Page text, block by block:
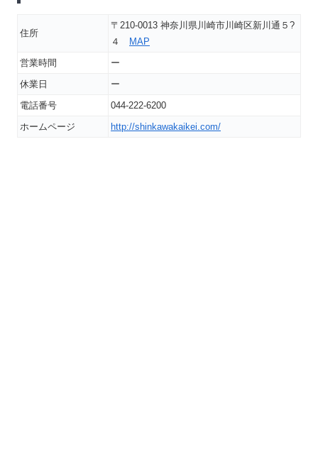
住所
〒210-0013 神奈川県川崎市川崎区新川通５?
４ MAP
営業時間
ー
休業日
ー
電話番号
044-222-6200
ホームページ
http://shinkawakaikei.com/